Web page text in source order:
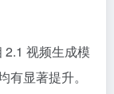
视频生成模
显著提升。